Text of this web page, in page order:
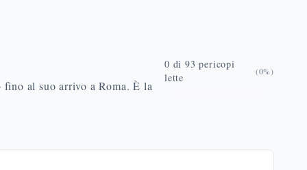
al suo arrivo a Roma. È la
0 di 93 pericopi
lette
(0%)